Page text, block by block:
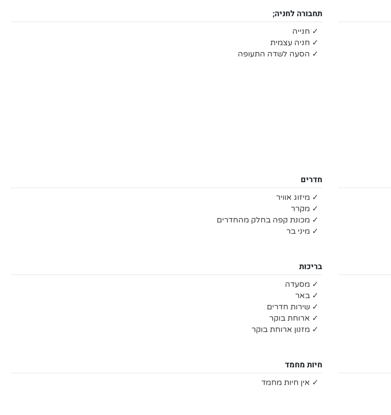
תחבורה לחניה;
✓ חנייה
✓ חניה עצמית
✓ הסעה לשדה התעופה
חדרים
✓ מיזוג אוויר
✓ מקרר
✓ מכונת קפה בחלק מהחדרים
✓ מיני בר
בריכות
✓ מסעדה
✓ באר
✓ שירות חדרים
✓ ארוחת בוקר
✓ מזנון ארוחת בוקר
חיות מחמד
✓ אין חיות מחמד